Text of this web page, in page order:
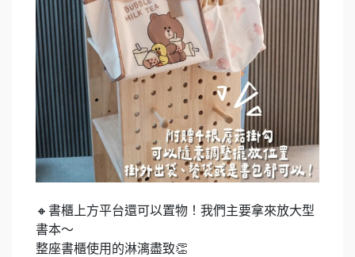
🔸書櫃上方平台還可以置物！我們主要拿來放大型
書本～
整座書櫃使用的淋漓盡致👏